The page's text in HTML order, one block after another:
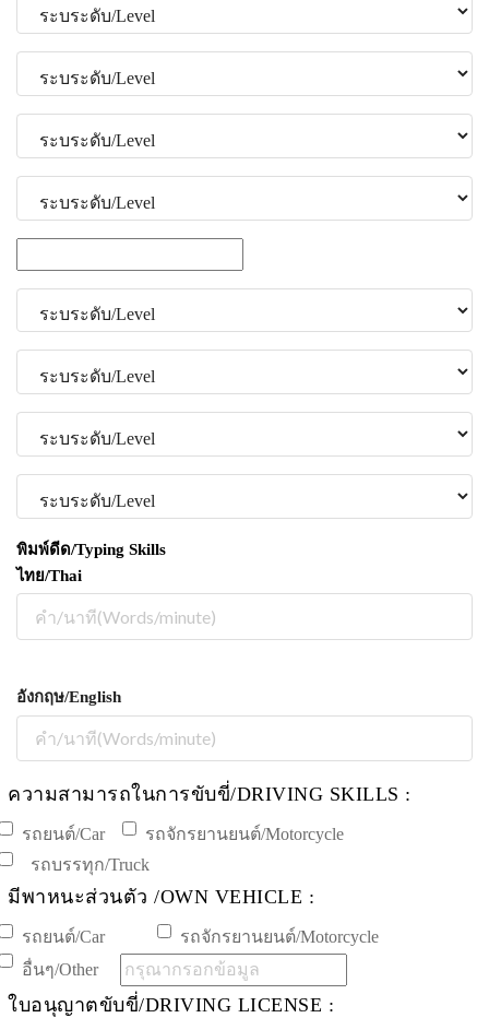
พิมพ์ดีด/Typing Skills
ไทย/Thai
อังกฤษ/English
ความสามารถในการขับขี่/DRIVING SKILLS :
รถยนต์/Car
รถจักรยานยนต์/Motorcycle
รถบรรทุก/Truck
มีพาหนะส่วนตัว /OWN VEHICLE :
รถยนต์/Car
รถจักรยานยนต์/Motorcycle
อื่นๆ/Other
ใบอนุญาตขับขี่/DRIVING LICENSE :